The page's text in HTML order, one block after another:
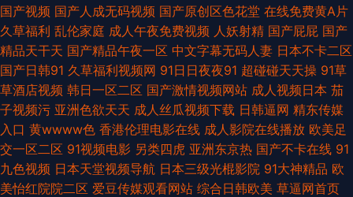
91小视频性生活 久久嫩草视频 日韩大片伦理 91露脸双飞 成人亚洲天堂欧美
亚 欧洲色色 亚洲天堂色在线 91免费福利导航大全 Av午夜蜜桃传媒软件 男人
的天堂自蔚 亚洲导航 91黑料在线导航 99精品一级 国产第11页 色老六综合
91大神福利 超碰91人人草 女同片色 亚洲国产日本 97久久免费视频 国产黄色
在线 欧美日韩另类综合 亚州综合五月天成人 99久久99久久精品 国产在线ts
国产视频 国产人成无码视频 国产原创区色花堂 在线免费黄A片
久草福利 乱伦家庭 成人午夜免费视频 人妖射精 国产屁屁 国产
精品天干天 国产精品午夜一区 中文字幕无码人妻 日本不卡二区
国产日韩91 久草福利视频网 91日日夜夜91 超碰碰天天操 91草
草酒店视频 韩日一区二区 国产激情视频网站 成人视频日本 茄
子视频污 亚洲色欲天天 成人丝瓜视频下载 日韩逼网 精东传媒
入口 黄wwww色 香港伦理电影在线 成人影院在线播放 欧美足
交一区二区 91视频电影 另类四虎 亚洲东京热 国产不卡在线 91
九色视频 日本天堂视频导航 日本三级光棍影院 91大神精品 欧
美怡红院院二区 爱豆传媒观看网站 综合日韩欧美 草逼网首页